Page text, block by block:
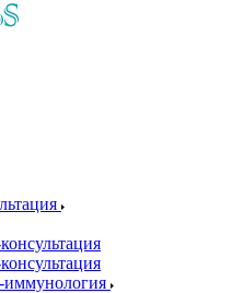
иммунология